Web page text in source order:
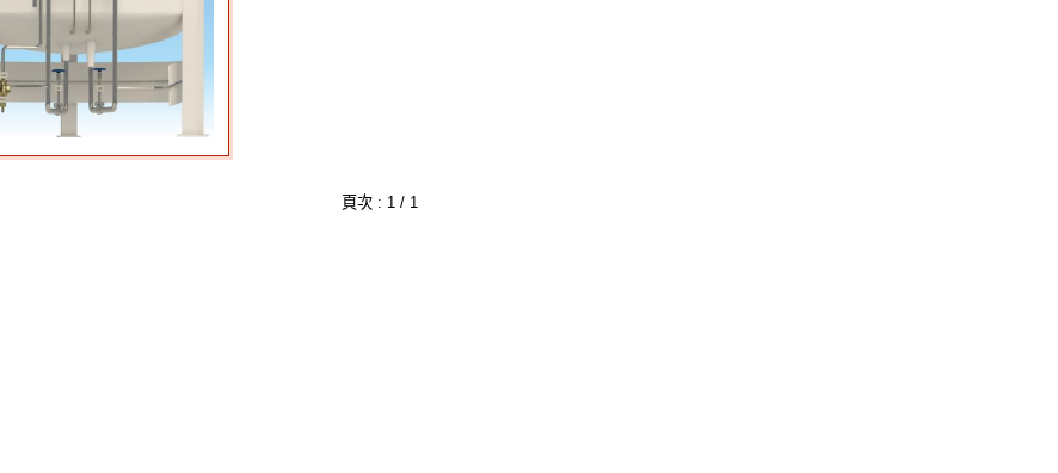
頁次 : 1 / 1